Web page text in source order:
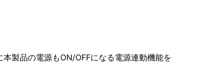
製品の電源もON/OFFになる電源連動機能を